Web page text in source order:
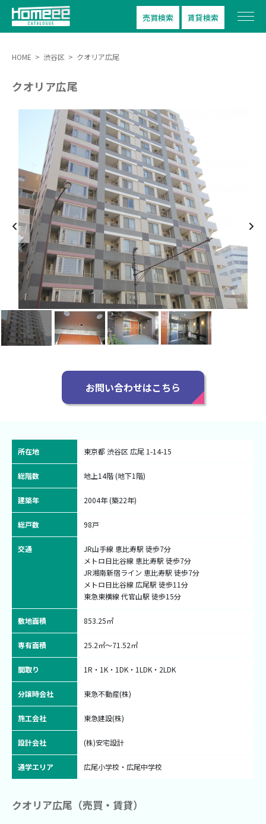
売買検索 賃貸検索
HOME > 渋谷区 > クオリア広尾
クオリア広尾
お問い合わせはこちら
所在地 東京都 渋谷区 広尾 1-14-15
総階数 地上14階 (地下1階)
建築年 2004年 (築22年)
総戸数 98戸
交通
JR山手線 恵比寿駅 徒歩7分
メトロ日比谷線 恵比寿駅 徒歩7分
JR湘南新宿ライン 恵比寿駅 徒歩7分
メトロ日比谷線 広尾駅 徒歩11分
東急東横線 代官山駅 徒歩15分
敷地面積 853.25㎡
専有面積 25.2㎡〜71.52㎡
間取り 1R・1K・1DK・1LDK・2LDK
分譲時会社 東急不動産(株)
施工会社 東急建設(株)
設計会社 (株)安宅設計
通学エリア 広尾小学校・広尾中学校
クオリア広尾（売買・賃貸）